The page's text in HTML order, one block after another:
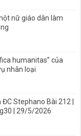
nữ giáo dân làm
humanitas” của
nhân loại
Stephano Bài 212 |
| 29/5/2026